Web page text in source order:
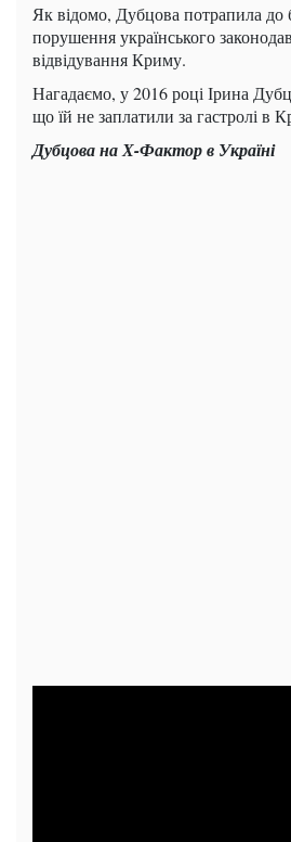
Як відомо, Дубцова потрапила
порушення українського
відвідування Криму.
Нагадаємо, у 2016 році Ірина
що їй не заплатили за гастролі в
Дубцова на Х-Фактор в Україні